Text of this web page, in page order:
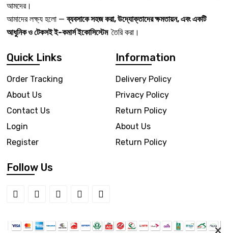
আমদের।
আমাদের লক্ষ্য হলো —ব্যবসাকে সহজ করা, উদ্যোক্তাদের ক্ষমতায়ন, এবং একটি
আধুনিক ও টেকসই ই-কমার্স ইকোসিস্টেম তৈরি করা।
Quick Links
Order Tracking
About Us
Contact Us
Login
Register
Information
Delivery Policy
Privacy Policy
Return Policy
About Us
Return Policy
Follow Us